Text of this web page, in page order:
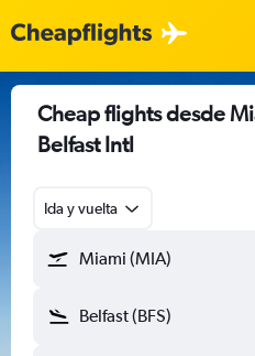
Cheap flights desde
Belfast Intl
Ida y vuelta
Miami (MIA)
Belfast (BFS)